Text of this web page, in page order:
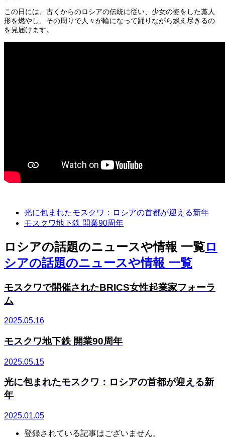
この日には、古くからのロシアの伝統に従い、少女の姿をした藁人
形を燃やし、その周りで人々が輪になって踊りながら燃え尽きるの
を見届けます。
光に包まれたモスクワ：ロシアの首都が迎える新年
モスクワ地下鉄 開業90周年
ロシアの話題のニュースや情報 一覧ロ
シアの話題のニュースや情報 一覧
モスクワで開催されたBRICS女性起業家フォーラ
ム
2025.05.16
モスクワ地下鉄 開業90周年
2025.05.15
光に包まれたモスクワ：ロシアの首都が迎える新
年
2025.01.05
登録されている記事はございません。